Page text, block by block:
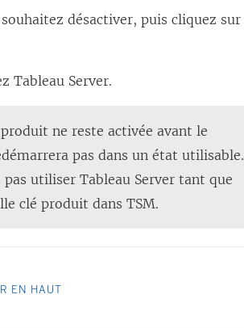
désactiver, puis cliquez sur
Tableau Server.
ne reste activée avant le
pas dans un état utilisable.
utiliser Tableau Server tant que
clé produit dans TSM.
EN HAUT